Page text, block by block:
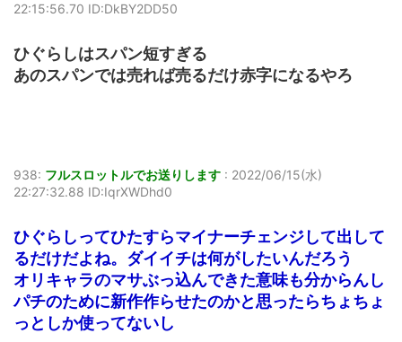
22:15:56.70 ID:DkBY2DD50
ひぐらしはスパン短すぎる
あのスパンでは売れば売るだけ赤字になるやろ
938: フルスロットルでお送りします : 2022/06/15(水)
22:27:32.88 ID:IqrXWDhd0
ひぐらしってひたすらマイナーチェンジして出して
るだけだよね。ダイイチは何がしたいんだろう
オリキャラのマサぶっ込んできた意味も分からんし
パチのために新作作らせたのかと思ったらちょちょ
っとしか使ってないし